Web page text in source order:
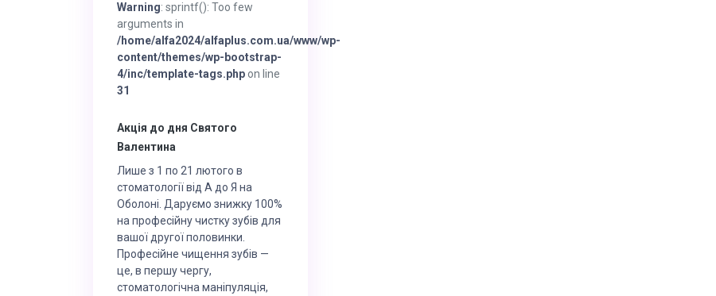
Warning: sprintf(): Too few
arguments in
/home/alfa2024/alfaplus.com.ua/www/wp-
content/themes/wp-bootstrap-
4/inc/template-tags.php on line
31
Акція до дня Святого
Валентина
Лише з 1 по 21 лютого в
стоматології від А до Я на
Оболоні. Даруємо знижку 100%
на професійну чистку зубів для
вашої другої половинки.
Професійне чищення зубів —
це, в першу чергу,
стоматологічна маніпуляція,